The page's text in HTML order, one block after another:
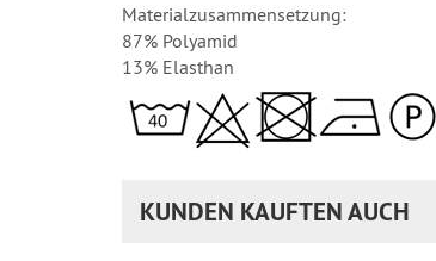
Materialzusammensetzung:
87% Polyamid
13% Elasthan
KUNDEN KAUFTEN AUCH